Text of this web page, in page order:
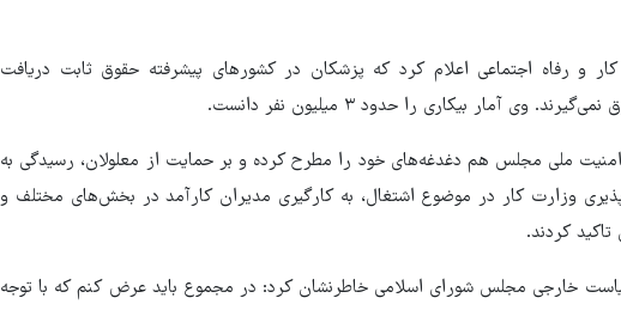
کار و رفاه اجتماعی اعلام کرد که پزشکان در کشورهای پیشرفته حقوق ثابت دریافت
آمار بیکاری را حدود ۳ میلیون نفر دانست.
ملی مجلس هم دغدغه‌های خود را مطرح کرده و بر حمایت از معلولان، رسیدگی به
وزارت کار در موضوع اشتغال، به کارگیری مدیران کارآمد در بخش‌های مختلف و
کردند.
خارجی مجلس شورای اسلامی خاطرنشان کرد: در مجموع باید عرض کنم که با توجه
شروط ایران از سوی آمریکا
است
پزشکیان: گفت‌وگوها آمریکا را
مجبور به همراهی کرد